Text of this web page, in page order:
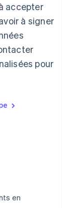
accepter
à signer
pour
en